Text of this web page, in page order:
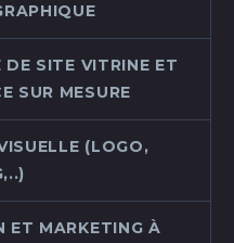
SITE VITRINE ET
SUR MESURE
(LOGO,
ET MARKETING À